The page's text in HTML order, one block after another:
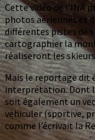
Cette vidéo de l’INA
photos aériennes et
différentes pistes de
cartographier la
réaliseront les
Mais le reportage dit
interprétation. Dont
soit également un
véhiculer (sportive,
comme l’écrivait la